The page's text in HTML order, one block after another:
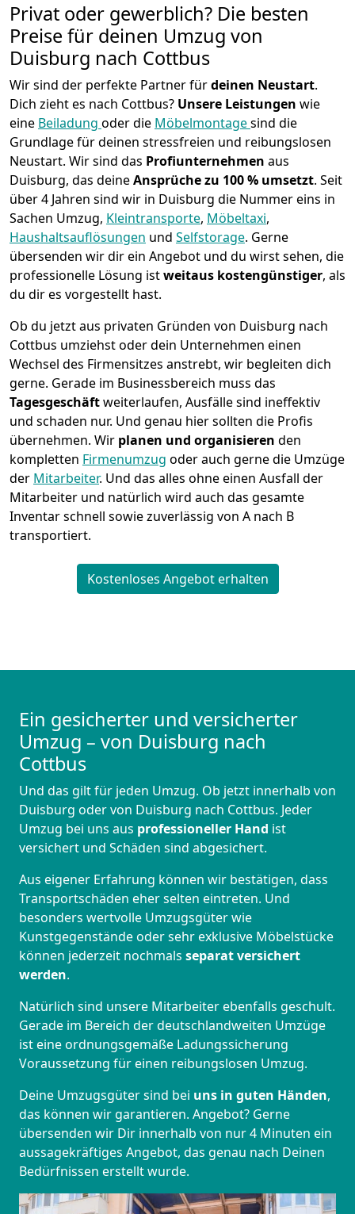
Privat oder gewerblich? Die besten
Preise für deinen Umzug von
Duisburg nach Cottbus
Wir sind der perfekte Partner fürdeinen Neustart.
Dich zieht es nach Cottbus? Unsere Leistungen wie
eine Beiladung oder die Möbelmontagesind die
Grundlage für deinen stressfreien und reibungslosen
Neustart. Wir sind das Profiunternehmen aus
Duisburg, das deineAnsprüche zu 100 % umsetzt. Seit
über 4 Jahren sind wir in Duisburg die Nummer eins in
Sachen Umzug, Kleintransporte, Möbeltaxi,
Haushaltsauflösungen und Selfstorage. Gerne
übersenden wir dir ein Angebot und du wirst sehen, die
professionelle Lösung istweitaus kostengünstiger, als
du dir es vorgestellt hast.
Ob du jetzt aus privaten Gründen von Duisburg nach
Cottbus umziehst oder dein Unternehmen einen
Wechsel des Firmensitzes anstrebt, wir begleiten dich
gerne. Gerade im Businessbereich muss das
Tagesgeschäftweiterlaufen, Ausfälle sind ineffektiv
und schaden nur. Und genau hier sollten die Profis
übernehmen. Wir planen und organisieren den
kompletten Firmenumzug oder auch gerne die Umzüge
der Mitarbeiter. Und das alles ohne einen Ausfall der
Mitarbeiter und natürlich wird auch das gesamte
Inventar schnell sowie zuverlässig von A nach B
transportiert.
Kostenloses Angebot erhalten
Ein gesicherter und versicherter
Umzug – von Duisburg nach
Cottbus
Und das gilt für jeden Umzug. Ob jetzt innerhalb von
Duisburg oder von Duisburg nach Cottbus. Jeder
Umzug bei uns aus professioneller Hand ist
versichert und Schäden sind abgesichert.
Aus eigener Erfahrung können wir bestätigen, dass
Transportschäden eher selten eintreten. Und
besonders wertvolle Umzugsgüter wie
Kunstgegenstände oder sehr exklusive Möbelstücke
können jederzeit nochmals separat versichert
werden.
Natürlich sind unsere Mitarbeiter ebenfalls geschult.
Gerade im Bereich der deutschlandweiten Umzüge
ist eine ordnungsgemäße Ladungssicherung
Voraussetzung für einen reibungslosen Umzug.
Deine Umzugsgüter sind bei uns in guten Händen,
das können wir garantieren. Angebot? Gerne
übersenden wir Dir innerhalb von nur 4 Minuten ein
aussagekräftiges Angebot, das genau nach Deinen
Bedürfnissen erstellt wurde.